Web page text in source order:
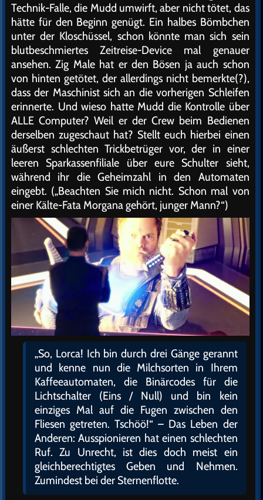
Technik-Falle, die Mudd umwirft, aber nicht tötet, das
hätte für den Beginn genügt. Ein halbes Bömbchen
unter der Kloschüssel, schon könnte man sich sein
blutbeschmiertes Zeitreise-Device mal genauer
ansehen. Zig Male hat er den Bösen ja auch schon
von hinten getötet, der allerdings nicht bemerkte(?),
dass der Maschinist sich an die vorherigen Schleifen
erinnerte. Und wieso hatte Mudd die Kontrolle über
ALLE Computer? Weil er der Crew beim Bedienen
derselben zugeschaut hat? Stellt euch hierbei einen
äußerst schlechten Trickbetrüger vor, der in einer
leeren Sparkassenfiliale über eure Schulter sieht,
während ihr die Geheimzahl in den Automaten
eingebt. („Beachten Sie mich nicht. Schon mal von
einer Kälte-Fata Morgana gehört, junger Mann?“)
„So, Lorca! Ich bin durch drei Gänge gerannt
und kenne nun die Milchsorten in Ihrem
Kaffeeautomaten, die Binärcodes für die
Lichtschalter (Eins / Null) und bin kein
einziges Mal auf die Fugen zwischen den
Fliesen getreten. Tschöö!“ – Das Leben der
Anderen: Ausspionieren hat einen schlechten
Ruf. Zu Unrecht, ist dies doch meist ein
gleichberechtigtes Geben und Nehmen.
Zumindest bei der Sternenflotte.